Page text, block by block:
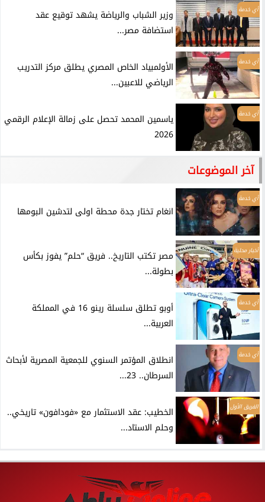
أي خدمة
وزير الشباب والرياضة يشهد توقيع عقد
استضافة مصر...
أي خدمة
الأولمبياد الخاص المصري يطلق مركز التدريب
الرياضي للاعبين...
أي خدمة
ياسمين المحمد تحصل على زمالة الإعلام الرقمي
2026
آخر الموضوعات
أي خدمة
انغام تختار جدة محطة اولى لتدشين البومها
أخبار محلية
مصر تكتب التاريخ.. فريق “حلم” يفوز بكأس
بطولة...
أي خدمة
أوبو تطلق سلسلة رينو 16 في المملكة
العربية...
أي خدمة
انطلاق المؤتمر السنوي للجمعية المصرية لأبحاث
السرطان.. 23...
الفريق الأول
الخطيب: عقد الاستثمار مع «فودافون» تاريخي..
وحلم الاستاد...